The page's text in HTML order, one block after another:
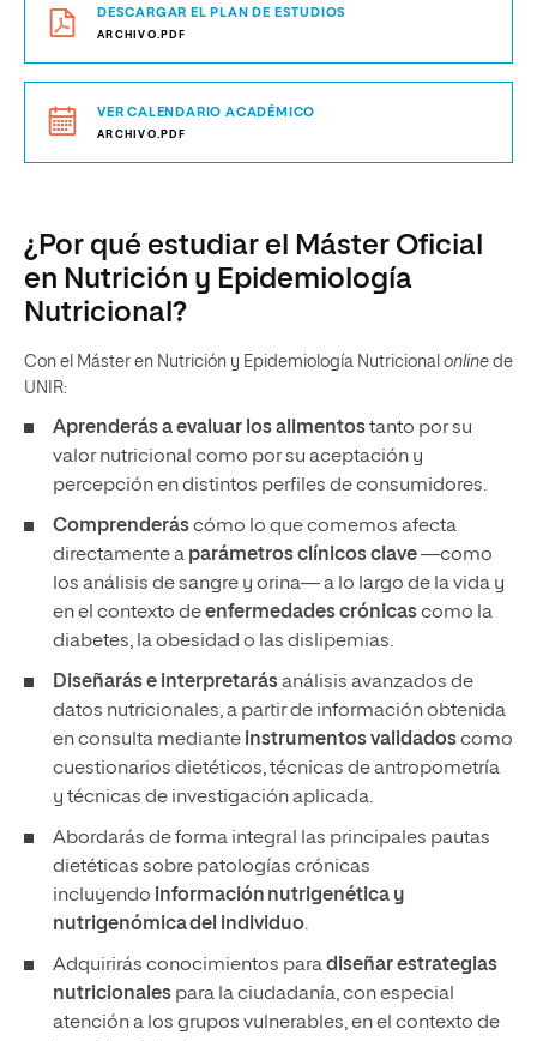
DESCARGAR EL PLAN DE ESTUDIOS
ARCHIVO.PDF
VER CALENDARIO ACADÉMICO
ARCHIVO.PDF
¿Por qué estudiar el Máster Oficial
en Nutrición y Epidemiología
Nutricional?
Con el Máster en Nutrición y Epidemiología Nutricional online de
UNIR:
Aprenderása evaluar los alimentostanto por su
valor nutricional como por su aceptación y
percepción en distintos perfiles de consumidores.
Comprenderáscómo lo que comemos afecta
directamente a parámetros clínicos clave—como
los análisis de sangre y orina— a lo largo de la vida y
en el contexto deenfermedades crónicascomo la
diabetes, la obesidad o las dislipemias.
Diseñarás e interpretarásanálisis avanzados de
datos nutricionales, a partir de información obtenida
en consulta mediante instrumentos validadoscomo
cuestionarios dietéticos, técnicas de antropometría
y técnicas de investigación aplicada.
Abordarás de forma integral las principales pautas
dietéticas sobre patologías crónicas
incluyendo información nutrigenética y
nutrigenómicadel individuo.
Adquirirás conocimientos paradiseñar estrategias
nutricionales para la ciudadanía, con especial
atención a los grupos vulnerables, en el contexto de